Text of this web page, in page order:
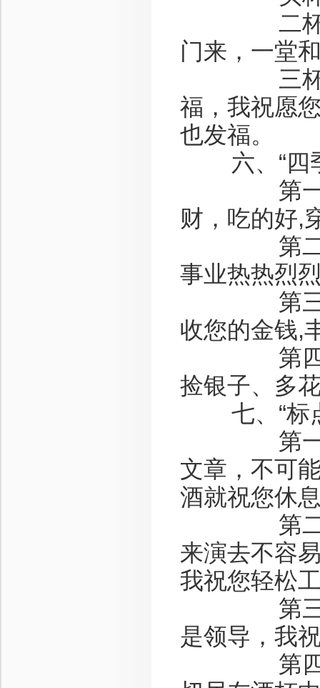
二杯“家
门来，一堂
三杯“幸
福，我祝愿
也发福。
六、“四
第一杯：
财，吃的好,
第二杯：
事业热热烈
第三杯：
收您的金钱,
第四杯：
捡银子、多
七、“标
第一杯“
文章，不可
酒就祝您休
第二杯“
来演去不容
我祝您轻松
第三杯“
是领导，我
第四杯“